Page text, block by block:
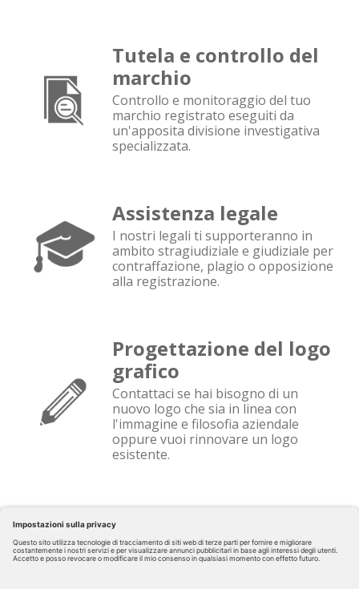
Tutela e controllo del
marchio
Controllo e monitoraggio del tuo
marchio registrato eseguiti da
un'apposita divisione investigativa
specializzata.
Assistenza legale
I nostri legali ti supporteranno in
ambito stragiudiziale e giudiziale per
contraffazione, plagio o opposizione
alla registrazione.
Progettazione del logo
grafico
Contattaci se hai bisogno di un
nuovo logo che sia in linea con
l'immagine e filosofia aziendale
oppure vuoi rinnovare un logo
esistente.
Marchio nazionale o
internazionale
A seconda della propria scala di